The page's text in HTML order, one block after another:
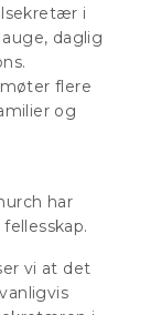
i
daglig
flere
og
har
vi at det